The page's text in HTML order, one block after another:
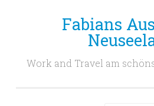
Fabians
Work and Travel am